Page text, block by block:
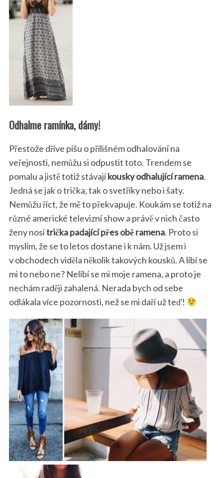
Odhalme ramínka, dámy!
Přestože dříve píšu o přílišném odhalování na
veřejnosti, nemůžu si odpustit toto. Trendem se
pomalu a jistě totiž stávajíkousky odhalující ramena.
Jedná se jak o trička, tak o svetříky nebo i šaty.
Nemůžu říct, že mě to překvapuje. Koukám se totiž na
různé americké televizní show a právě v nich často
ženy nosítrička padající přes obě ramena. Proto si
myslím, že se to letos dostane i k nám. Už jsem i
v obchodech viděla několik takových kousků. A líbí se
mi to nebo ne? Nelíbí se mi moje ramena, a proto je
nechám raději zahalená. Nerada bych od sebe
odlákala více pozornosti, než se mi daří už teď!